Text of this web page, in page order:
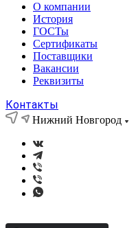
О компании
История
ГОСТы
Сертификаты
Поставщики
Вакансии
Реквизиты
Контакты
Нижний Новгород